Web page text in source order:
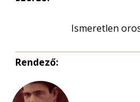
Ismeretlen
Rendező: